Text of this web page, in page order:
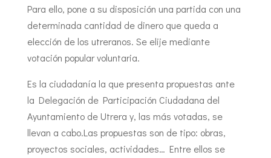
Para ello, pone a su disposición una partida con una
determinada cantidad de dinero que queda a
elección de los utreranos. Se elije mediante
votación popular voluntaria.
Es la ciudadanía la que presenta propuestas ante
la Delegación de Participación Ciudadana del
Ayuntamiento de Utrera y, las más votadas, se
llevan a cabo.Las propuestas son de tipo: obras,
proyectos sociales, actividades… Entre ellos se